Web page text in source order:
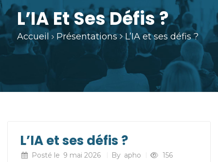
L’IA Et Ses Défis ?
Accueil Présentations L’IA et ses défis ?
L’IA et ses défis ?
Posté le 9 mai 2026 By apho 156